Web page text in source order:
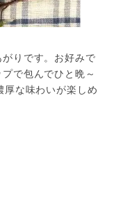
りです。お好みで
で包んでひと晩～
な味わいが楽しめ